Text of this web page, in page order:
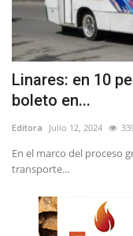
Linares: en 10
boleto en...
Editora Julio 12, 2024
En el marco del proceso
transporte...